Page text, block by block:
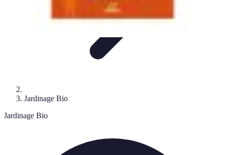
Jardinage Bio
Jardinage Bio